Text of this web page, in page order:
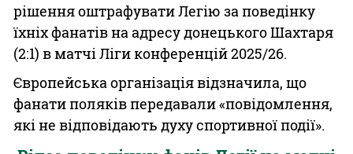
рішення оштрафувати Легію за поведінку
їхніх фанатів на адресу донецького Шахтаря
(2:1) в матчі Ліги конференцій 2025/26.
Європейська організація відзначила, що
фанати поляків передавали «повідомлення,
які не відповідають духу спортивної події».